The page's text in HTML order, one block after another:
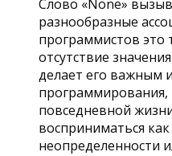
Слово «None»
разнообразные
программистов
отсутствие
делает его важным
программирования,
повседневной
восприниматься
неопределенности